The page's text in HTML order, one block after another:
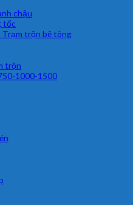
chậu
tốc
Trạm trộn bê tông
trộn
1000-1500